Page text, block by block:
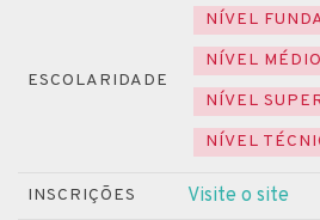
ESCOLARIDADE
NÍVEL
NÍVEL MÉDIO
NÍVEL
NÍVEL
INSCRIÇÕES Visite o site